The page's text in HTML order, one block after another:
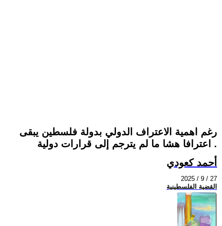
رغم اهمية الاعتراف الدولي بدولة فلسطين يبقى
اعترافا هشا ما لم يترجم إلى قرارات دولية .
أحمد كعودي
2025 / 9 / 27
القضية الفلسطينية